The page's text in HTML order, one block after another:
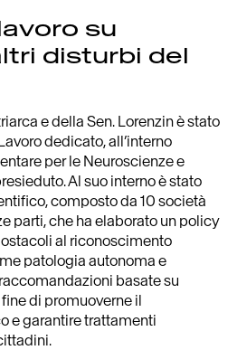
su
disturbi del
e della Sen. Lorenzin è stato
dedicato, all’interno
per le Neuroscienze e
Al suo interno è stato
composto da 10 società
parti, che ha elaborato un policy
al riconoscimento
patologia autonoma e
basate su
di promuoverne il
e garantire trattamenti